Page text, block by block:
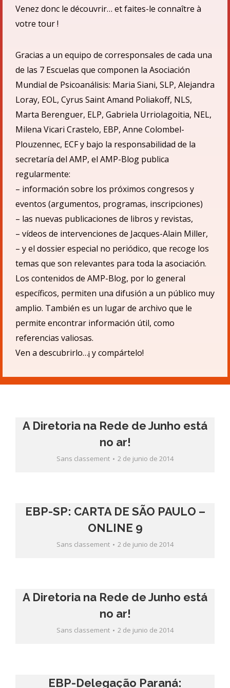
Venez donc le découvrir… et faites-le connaître à
votre tour !
Gracias a un equipo de corresponsales de cada una
de las 7 Escuelas que componen la Asociación
Mundial de Psicoanálisis: Maria Siani, SLP, Alejandra
Loray, EOL, Cyrus Saint Amand Poliakoff, NLS,
Marta Berenguer, ELP, Gabriela Urriolagoitia, NEL,
Milena Vicari Crastelo, EBP, Anne Colombel-
Plouzennec, ECFy bajo la responsabilidad de la
secretaría del AMP, el AMP-Blog publica
regularmente:
– información sobre los próximos congresos y
eventos (argumentos, programas, inscripciones)
– las nuevas publicaciones de libros y revistas,
– vídeos de intervenciones de Jacques-Alain Miller,
– y el dossier especial no periódico, que recoge los
temas que son relevantes para toda la asociación.
Los contenidos de AMP-Blog, por lo general
específicos, permiten una difusión a un público muy
amplio. También es un lugar de archivo que le
permite encontrar información útil, como
referencias valiosas.
Ven a descubrirlo…¡ y compártelo!
A Diretoria na Rede de Junho está
no ar!
Sans classement 2 de junio de 2014
EBP-SP: CARTA DE SÃO PAULO –
ONLINE 9
Sans classement 2 de junio de 2014
A Diretoria na Rede de Junho está
no ar!
Sans classement 2 de junio de 2014
EBP-Delegação Paraná: